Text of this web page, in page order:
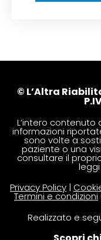
© L’Altra
L’intero
informazioni
sono volte a
paziente o una
consultare il
Privacy Policy |
Termini e condizioni
Realizzato e